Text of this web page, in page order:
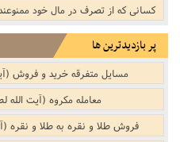
کسانى که از تصرف در مال خود
پر بازدیدترین ها
مسایل متفرقه خرید و فروش‌‌
معامله مکروه (آیت الله
فروش طلا و نقره به طلا و نقره